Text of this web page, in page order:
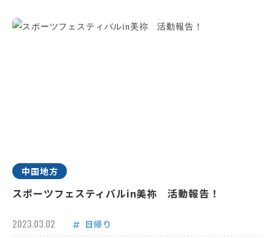
中国地方
スポーツフェスティバルin美祢 活動報告！
2023.03.02 日帰り